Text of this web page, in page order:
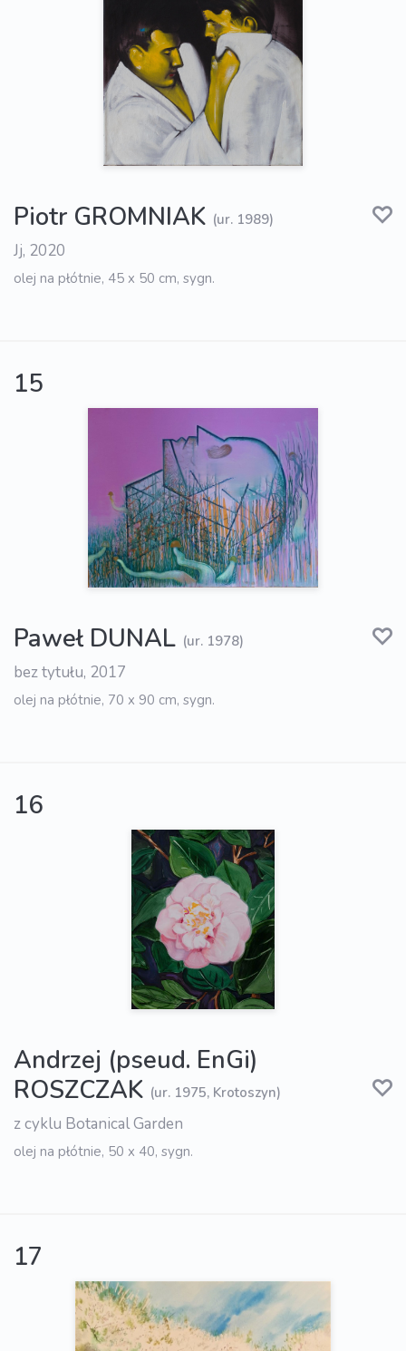
Piotr GROMNIAK (ur. 1989)
Jj, 2020
olej na płótnie, 45 x 50 cm, sygn.
15
Paweł DUNAL (ur. 1978)
bez tytułu, 2017
olej na płótnie, 70 x 90 cm, sygn.
16
Andrzej (pseud. EnGi)
ROSZCZAK (ur. 1975, Krotoszyn)
z cyklu Botanical Garden
olej na płótnie, 50 x 40, sygn.
17